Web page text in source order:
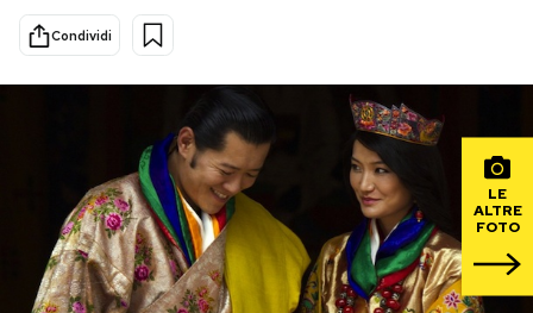
Scienza
Cultura
Economia
Altrecose
Mondiali calcio 2026
PODCAST
Condividi
LE
ALTRE
FOTO